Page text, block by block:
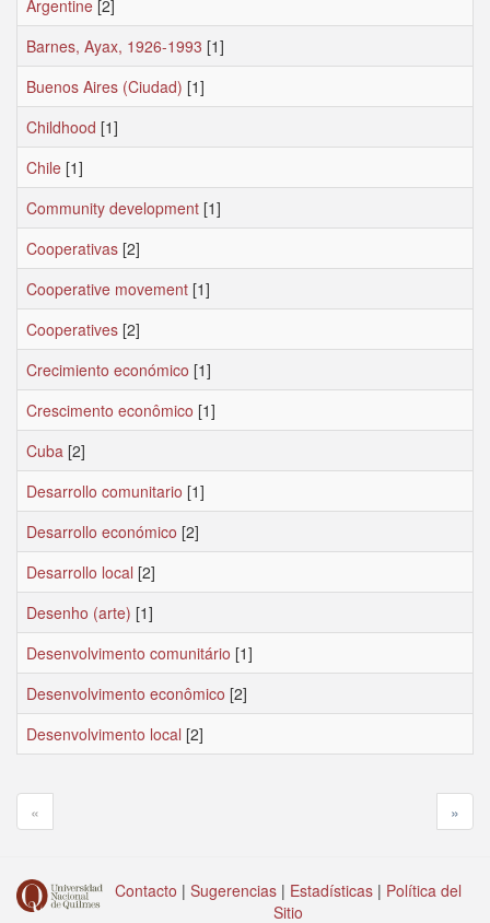
Argentine [2]
Barnes, Ayax, 1926-1993 [1]
Buenos Aires (Ciudad) [1]
Childhood [1]
Chile [1]
Community development [1]
Cooperativas [2]
Cooperative movement [1]
Cooperatives [2]
Crecimiento económico [1]
Crescimento econômico [1]
Cuba [2]
Desarrollo comunitario [1]
Desarrollo económico [2]
Desarrollo local [2]
Desenho (arte) [1]
Desenvolvimento comunitário [1]
Desenvolvimento econômico [2]
Desenvolvimento local [2]
« »
Contacto | Sugerencias | Estadísticas | Política del
Sitio